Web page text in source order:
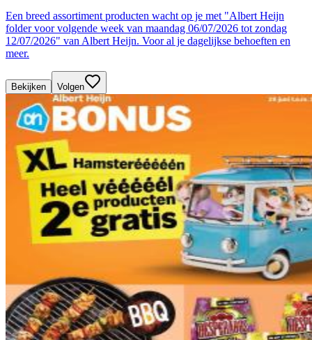
Een breed assortiment producten wacht op je met "Albert Heijn
folder voor volgende week van maandag 06/07/2026 tot zondag
12/07/2026" van Albert Heijn. Voor al je dagelijkse behoeften en
meer.
Bekijken Volgen